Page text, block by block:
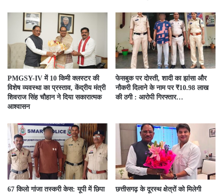
PMGSY-IV में 10 किमी क्लस्टर की
विशेष व्यवस्था का प्रस्ताव, केंद्रीय मंत्री
शिवराज सिंह चौहान ने दिया सकारात्मक
आश्वासन
फेसबुक पर दोस्ती, शादी का झांसा और
नौकरी दिलाने के नाम पर ₹10.98 लाख
की ठगी : आरोपी गिरफ्तार…
67 किलो गांजा तस्करी केस: यूपी में छिपा
छत्तीसगढ़ के दूरस्थ क्षेत्रों को मिलेगी